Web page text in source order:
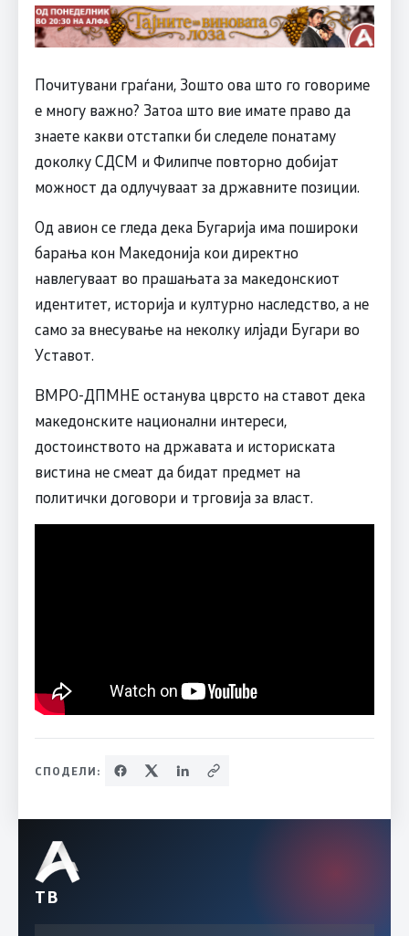
Почитувани граѓани, Зошто ова што го говориме
е многу важно? Затоа што вие имате право да
знаете какви отстапки би следеле понатаму
доколку СДСМ и Филипче повторно добијат
можност да одлучуваат за државните позиции.
Од авион се гледа дека Бугарија има пошироки
барања кон Македонија кои директно
навлегуваат во прашањата за македонскиот
идентитет, историја и културно наследство, а не
само за внесување на неколку илјади Бугари во
Уставот.
ВМРО-ДПМНЕ останува цврсто на ставот дека
македонските национални интереси,
достоинството на државата и историската
вистина не смеат да бидат предмет на
политички договори и трговија за власт.
СПОДЕЛИ:
ТВ